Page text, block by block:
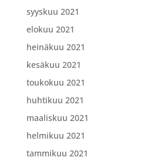
syyskuu 2021
elokuu 2021
heinäkuu 2021
kesäkuu 2021
toukokuu 2021
huhtikuu 2021
maaliskuu 2021
helmikuu 2021
tammikuu 2021